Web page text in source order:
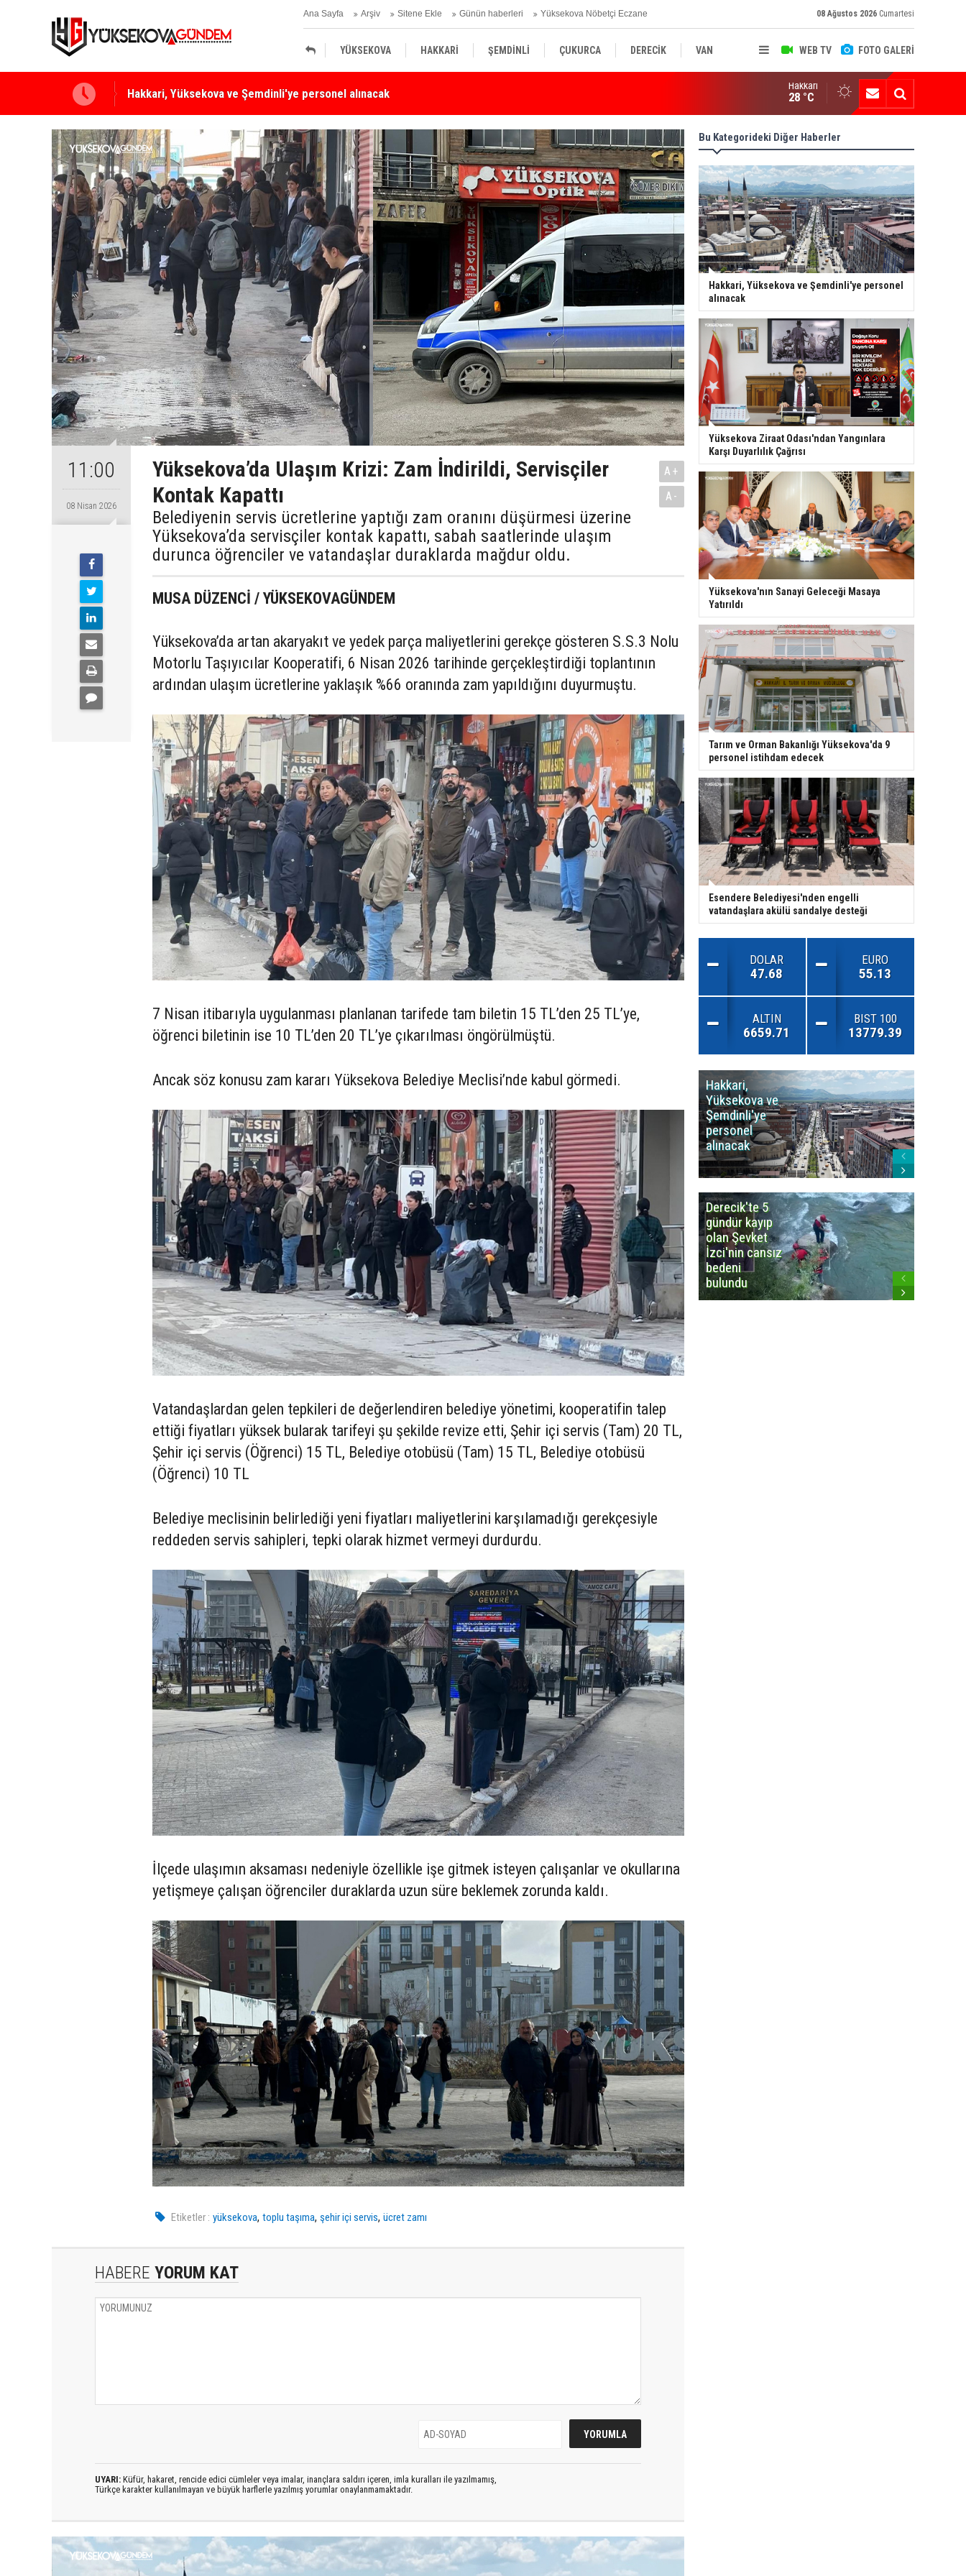
Ana Sayfa Arşiv Sitene Ekle Günün haberleri Yüksekova Nöbetçi Eczane 08 Ağustos 2026 Cumartesi
WEB TV FOTO GALERİ
YÜKSEKOVA HAKKARİ ŞEMDİNLİ ÇUKURCA DERECİK VAN
Yüksekova Ziraat Odası'ndan Yangınlara Karşı Duyarlılık Çağrısı Yüksekova'nın Sanayi Geleceği Masaya Yatırıldı
Hakkari
28 °C
11:00
08 Nisan 2026
Yüksekova’da Ulaşım Krizi: Zam İndirildi, Servisçiler
Kontak Kapattı
Belediyenin servis ücretlerine yaptığı zam oranını düşürmesi üzerine
Yüksekova’da servisçiler kontak kapattı, sabah saatlerinde ulaşım
durunca öğrenciler ve vatandaşlar duraklarda mağdur oldu.
A+
A-
MUSA DÜZENCİ / YÜKSEKOVAGÜNDEM
Yüksekova’da artan akaryakıt ve yedek parça maliyetlerini gerekçe gösteren S.S.3 Nolu
Motorlu Taşıyıcılar Kooperatifi, 6 Nisan 2026 tarihinde gerçekleştirdiği toplantının
ardından ulaşım ücretlerine yaklaşık %66 oranında zam yapıldığını duyurmuştu.
7 Nisan itibarıyla uygulanması planlanan tarifede tam biletin 15 TL’den 25 TL’ye,
öğrenci biletinin ise 10 TL’den 20 TL’ye çıkarılması öngörülmüştü.
Ancak söz konusu zam kararı Yüksekova Belediye Meclisi’nde kabul görmedi.
Vatandaşlardan gelen tepkileri de değerlendiren belediye yönetimi, kooperatifin talep
ettiği fiyatları yüksek bularak tarifeyi şu şekilde revize etti, Şehir içi servis (Tam) 20 TL,
Şehir içi servis (Öğrenci) 15 TL, Belediye otobüsü (Tam) 15 TL, Belediye otobüsü
(Öğrenci) 10 TL
Belediye meclisinin belirlediği yeni fiyatları maliyetlerini karşılamadığı gerekçesiyle
reddeden servis sahipleri, tepki olarak hizmet vermeyi durdurdu.
İlçede ulaşımın aksaması nedeniyle özellikle işe gitmek isteyen çalışanlar ve okullarına
yetişmeye çalışan öğrenciler duraklarda uzun süre beklemek zorunda kaldı.
Etiketler : yüksekova,toplu taşıma,şehir içi servis,ücret zamı
HABERE YORUM KAT
UYARI: Küfür, hakaret, rencide edici cümleler veya imalar, inançlara saldırı içeren, imla kuralları ile yazılmamış,
Türkçe karakter kullanılmayan ve büyük harflerle yazılmış yorumlar onaylanmamaktadır.
Bu Kategorideki Diğer Haberler
Hakkari, Yüksekova ve Şemdinli'ye personel
alınacak
Yüksekova Ziraat Odası'ndan Yangınlara
Karşı Duyarlılık Çağrısı
Yüksekova'nın Sanayi Geleceği Masaya
Yatırıldı
Tarım ve Orman Bakanlığı Yüksekova'da 9
personel istihdam edecek
Esendere Belediyesi'nden engelli
vatandaşlara akülü sandalye desteği
DOLAR
47.68
EURO
55.13
ALTIN
6659.71
BIST 100
13779.39
Hakkari,
Yüksekova ve
Şemdinli'ye
personel
alınacak
Derecik'te 5
gündür kayıp
olan Şevket
İzci'nin cansız
bedeni
bulundu